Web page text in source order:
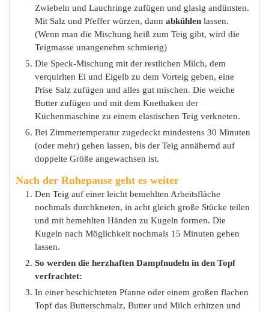
Zwiebeln und Lauchringe zufügen und glasig andünsten.
Mit Salz und Pfeffer würzen, dann abkühlen lassen.
(Wenn man die Mischung heiß zum Teig gibt, wird die
Teigmasse unangenehm schmierig)
Die Speck-Mischung mit der restlichen Milch, dem
verquirlten Ei und Eigelb zu dem Vorteig geben, eine
Prise Salz zufügen und alles gut mischen. Die weiche
Butter zufügen und mit dem Knethaken der
Küchenmaschine zu einem elastischen Teig verkneten.
Bei Zimmertemperatur zugedeckt mindestens 30 Minuten
(oder mehr) gehen lassen, bis der Teig annähernd auf
doppelte Größe angewachsen ist.
Nach der Ruhepause geht es weiter
Den Teig auf einer leicht bemehlten Arbeitsfläche
nochmals durchkneten, in acht gleich große Stücke teilen
und mit bemehlten Händen zu Kugeln formen. Die
Kugeln nach Möglichkeit nochmals 15 Minuten gehen
lassen.
So werden die herzhaften Dampfnudeln in den Topf
verfrachtet:
In einer beschichteten Pfanne oder einem großen flachen
Topf das Butterschmalz, Butter und Milch erhitzen und